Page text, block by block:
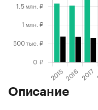
Описание